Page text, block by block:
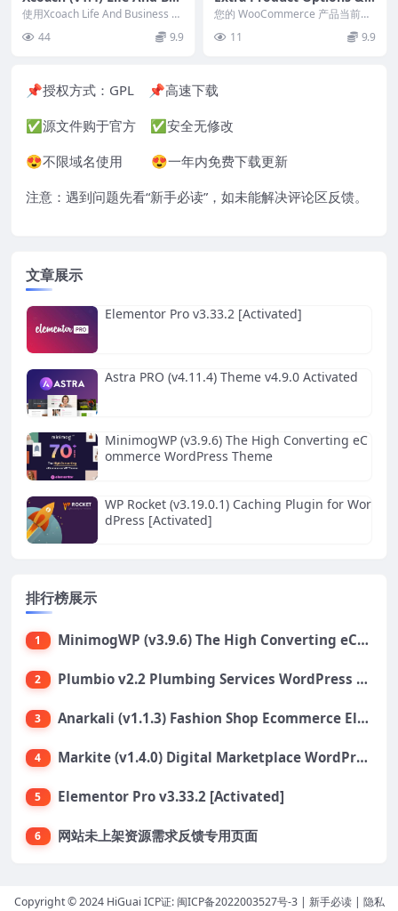
iness Coach WordPress Th
使用Xcoach Life And Business C
44 9.9
Add-Ons for WooCommer
您的 WooCommerce 产品当前的
功能是否满足您的需求？您想将条
件逻辑添加...
11 9.9
📌授权方式： GPL 📌高速下载
✅源文件购于官方 ✅安全无修改
😍不限域名使用 😍一年内免费下载更新
注意：遇到问题先看“新手必读”，如未能解决评论区反馈。
文章展示
Elementor Pro v3.33.2 [Activated]
Astra PRO (v4.11.4) Theme v4.9.0 Activated
MinimogWP (v3.9.6) The High Converting eC
ommerce WordPress Theme
WP Rocket (v3.19.0.1) Caching Plugin for Wor
dPress [Activated]
排行榜展示
1 MinimogWP (v3.9.6) The High Converting eCommerce WordPress Theme
2 Plumbio v2.2 Plumbing Services WordPress Theme
3 Anarkali (v1.1.3) Fashion Shop Ecommerce Elementor Theme
4 Markite (v1.4.0) Digital Marketplace WordPress Theme
5 Elementor Pro v3.33.2 [Activated]
6 网站未上架资源需求反馈专用页面
Copyright © 2024 HiGuai ICP证: 闽ICP备2022003527号-3| 新手必读| 隐私